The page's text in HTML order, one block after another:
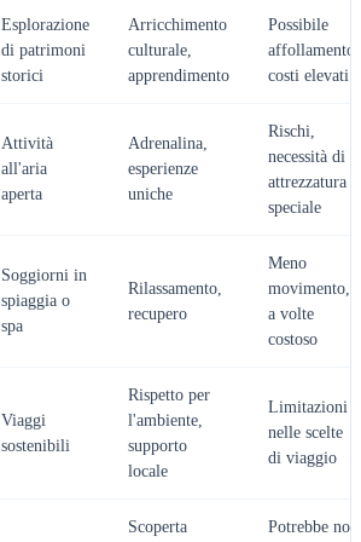
Esplorazione
di patrimoni
storici
Arricchimento
culturale,
apprendimento
Possibile
affollamento,
costi elevati
Attività
all'aria
aperta
Adrenalina,
esperienze
uniche
Rischi,
necessità di
attrezzatura
speciale
Soggiorni in
spiaggia o
spa
Rilassamento,
recupero
Meno
movimento,
a volte
costoso
Viaggi
sostenibili
Rispetto per
l'ambiente,
supporto
locale
Limitazioni
nelle scelte
di viaggio
Scoperta
Potrebbe non